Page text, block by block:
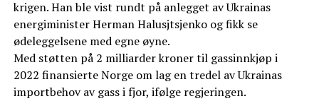
krigen. Han ble vist rundt på anlegget av Ukrainas
energiminister Herman Halusjtsjenko og fikk se
ødeleggelsene med egne øyne.
Med støtten på 2 milliarder kroner til gassinnkjøp i
2022 finansierte Norge om lag en tredel av Ukrainas
importbehov av gass i fjor, ifølge regjeringen.